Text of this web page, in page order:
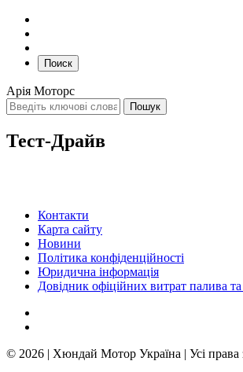
Поиск
Арія Моторс
Тест-Драйв
Контакти
Карта сайту
Новини
Політика конфіденційності
Юридична інформація
Довідник офіційних витрат палива
© 2026 | Хюндай Мотор Україна | Усі права